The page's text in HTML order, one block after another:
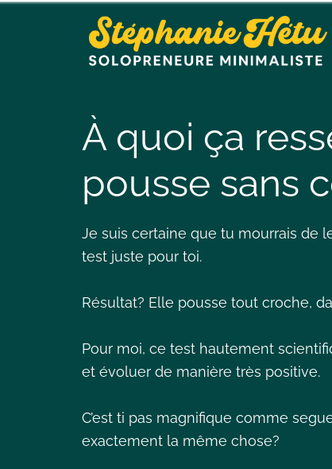
À quoi ça
pousse sans
Je suis certaine que tu mourrais de
test juste pour toi.
Résultat? Elle pousse tout croche,
Pour moi, ce test hautement
et évoluer de manière très positive.
C’est ti pas magnifique comme
exactement la même chose?